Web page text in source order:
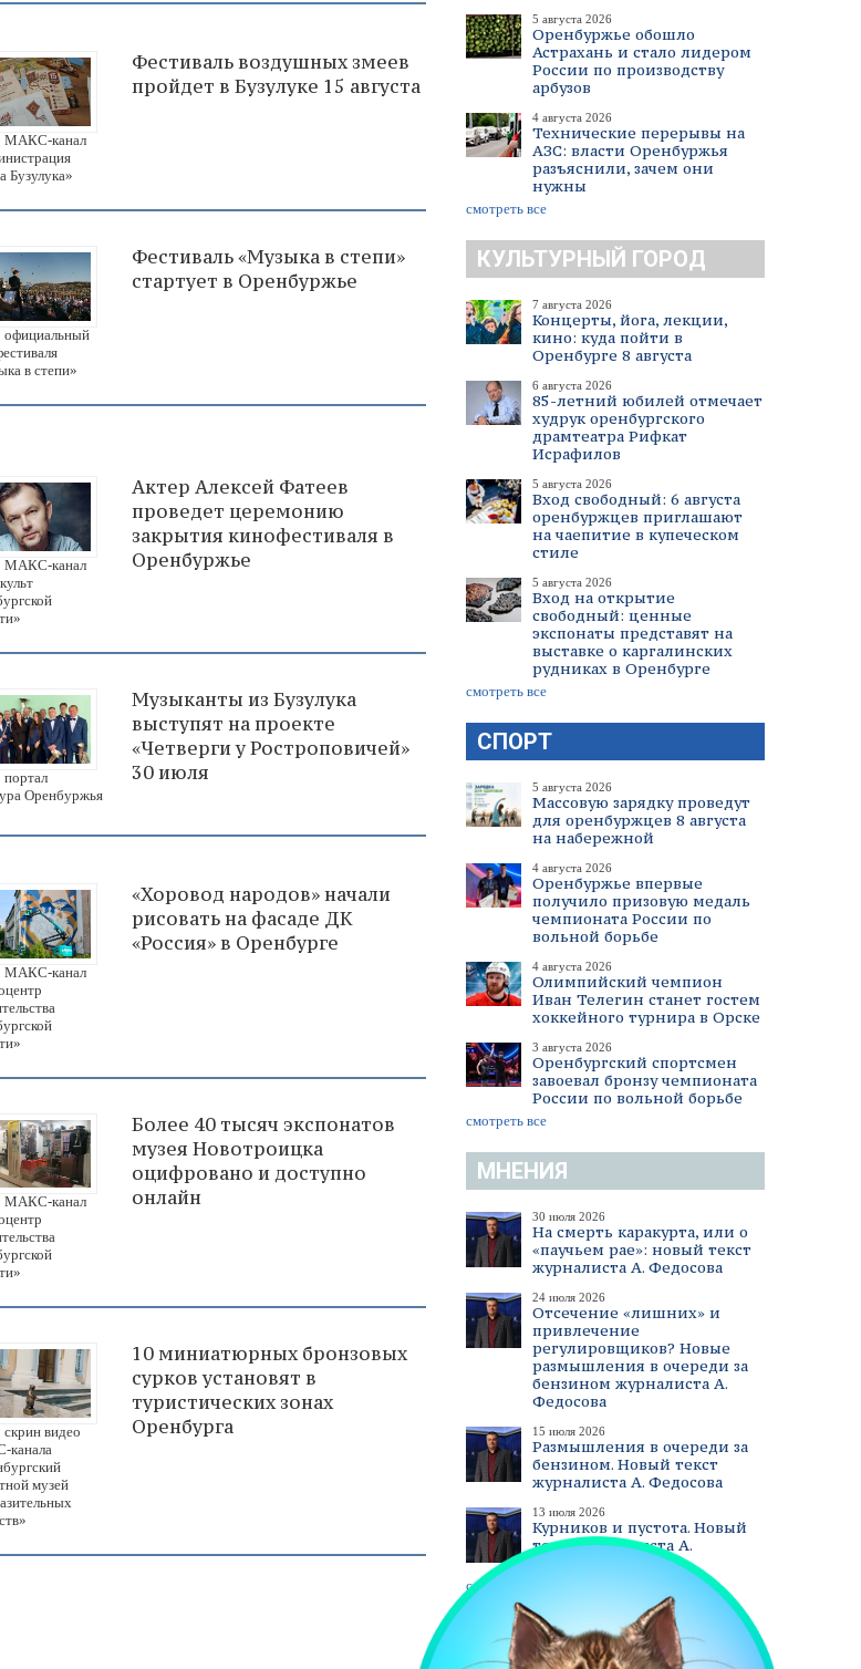
5 августа 2026
Оренбуржье обошло
Астрахань и стало лидером
России по производству
арбузов
4 августа 2026
Технические перерывы на
АЗС: власти Оренбуржья
разъяснили, зачем они
нужны
смотреть все
КУЛЬТУРНЫЙ ГОРОД
7 августа 2026
Концерты, йога, лекции,
кино: куда пойти в
Оренбурге 8 августа
6 августа 2026
85-летний юбилей отмечает
худрук оренбургского
драмтеатра Рифкат
Исрафилов
5 августа 2026
Вход свободный: 6 августа
оренбуржцев приглашают
на чаепитие в купеческом
стиле
5 августа 2026
Вход на открытие
свободный: ценные
экспонаты представят на
выставке о каргалинских
рудниках в Оренбурге
смотреть все
СПОРТ
5 августа 2026
Массовую зарядку проведут
для оренбуржцев 8 августа
на набережной
4 августа 2026
Оренбуржье впервые
получило призовую медаль
чемпионата России по
вольной борьбе
4 августа 2026
Олимпийский чемпион
Иван Телегин станет гостем
хоккейного турнира в Орске
3 августа 2026
Оренбургский спортсмен
завоевал бронзу чемпионата
России по вольной борьбе
смотреть все
МНЕНИЯ
30 июля 2026
На смерть каракурта, или о
«паучьем рае»: новый текст
журналиста А. Федосова
24 июля 2026
Отсечение «лишних» и
привлечение
регулировщиков? Новые
размышления в очереди за
бензином журналиста А.
Федосова
15 июля 2026
Размышления в очереди за
бензином. Новый текст
журналиста А. Федосова
13 июля 2026
Курников и пустота. Новый
текст журналиста А.
Федосова
смотреть все
МАКС-канал
Бузулука»
Фестиваль воздушных змеев
пройдет в Бузулуке 15 августа
в степи»
Фестиваль «Музыка в степи»
стартует в Оренбуржье
МАКС-канал
Актер Алексей Фатеев
проведет церемонию
закрытия кинофестиваля в
Оренбуржье
Оренбуржья
Музыканты из Бузулука
выступят на проекте
«Четверги у Ростроповичей»
30 июля
МАКС-канал
«Хоровод народов» начали
рисовать на фасаде ДК
«Россия» в Оренбурге
МАКС-канал
Более 40 тысяч экспонатов
музея Новотроицка
оцифровано и доступно
онлайн
видео
музей
10 миниатюрных бронзовых
сурков установят в
туристических зонах
Оренбурга